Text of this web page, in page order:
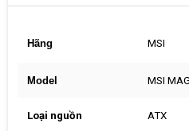
Hãng MSI
Model MSI
Loại nguồn ATX